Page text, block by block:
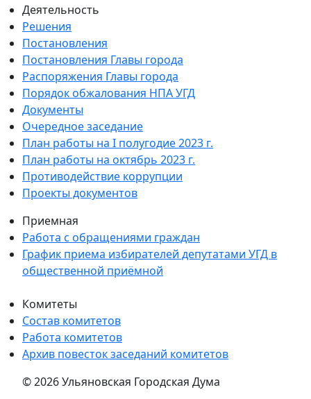
Деятельность
Решения
Постановления
Постановления Главы города
Распоряжения Главы города
Порядок обжалования НПА УГД
Документы
Очередное заседание
План работы на I полугодие 2023 г.
План работы на октябрь 2023 г.
Противодействие коррупции
Проекты документов
Приемная
Работа с обращениями граждан
График приема избирателей депутатами УГД в
общественной приёмной
Комитеты
Состав комитетов
Работа комитетов
Архив повесток заседаний комитетов
© 2026 Ульяновская Городская Дума